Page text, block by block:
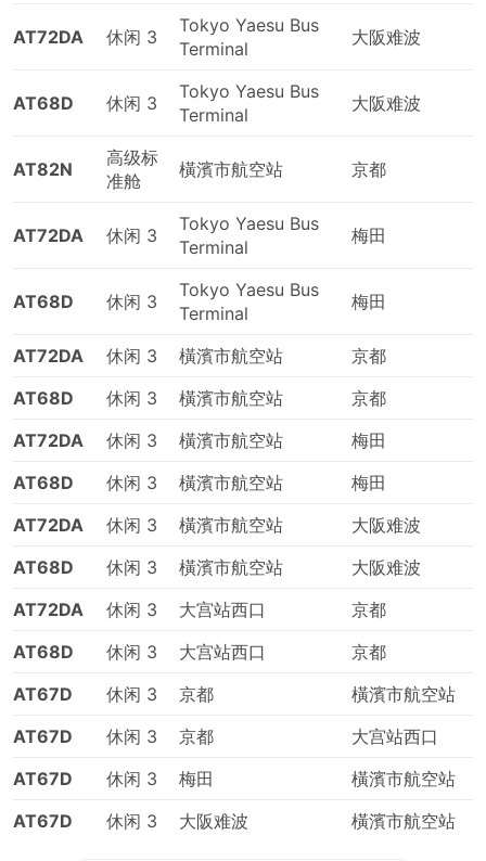
AT72DA 休闲 3
Tokyo Yaesu Bus
Terminal
大阪难波
AT68D 休闲 3
Tokyo Yaesu Bus
Terminal
大阪难波
AT82N
高级标
准舱
橫濱市航空站 京都
AT72DA 休闲 3
Tokyo Yaesu Bus
Terminal
梅田
AT68D 休闲 3
Tokyo Yaesu Bus
Terminal
梅田
AT72DA 休闲 3 橫濱市航空站
京都
AT68D
休闲 3 橫濱市航空站
京都
AT72DA
休闲 3 橫濱市航空站
梅田
AT68D
休闲 3 橫濱市航空站
梅田
AT72DA
休闲 3 橫濱市航空站
大阪难波
AT68D
休闲 3 橫濱市航空站
大阪难波
AT72DA
休闲 3 大宫站西口
京都
AT68D
休闲 3 大宫站西口
京都
AT67D
休闲 3 京都
橫濱市航空站
AT67D
休闲 3 京都
大宫站西口
AT67D
休闲 3 梅田
橫濱市航空站
AT67D
休闲 3 大阪难波 橫濱市航空站